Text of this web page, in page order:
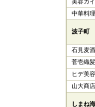
中華料
波子町
石見麦酒
菅壱織髪
ヒデ美
山大商店
しまね